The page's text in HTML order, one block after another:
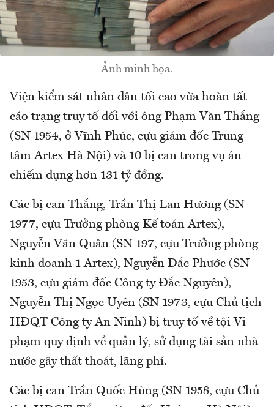
Ảnh minh họa.
Viện kiểm sát nhân dân tối cao vừa hoàn tất
cáo trạng truy tố đối với ông Phạm Văn Thắng
(SN 1954, ở Vĩnh Phúc, cựu giám đốc Trung
tâm Artex Hà Nội) và 10 bị can trong vụ án
chiếm dụng hơn 131 tỷ đồng.
Các bị can Thắng, Trần Thị Lan Hương (SN
1977, cựu Trưởng phòng Kế toán Artex),
Nguyễn Văn Quân (SN 197, cựu Trưởng phòng
kinh doanh 1 Artex), Nguyễn Đắc Phước (SN
1953, cựu giám đốc Công ty Đắc Nguyên),
Nguyễn Thị Ngọc Uyên (SN 1973, cựu Chủ tịch
HĐQT Công ty An Ninh) bị truy tố về tội Vi
phạm quy định về quản lý, sử dụng tài sản nhà
nước gây thất thoát, lãng phí.
Các bị can Trần Quốc Hùng (SN 1958, cựu Chủ